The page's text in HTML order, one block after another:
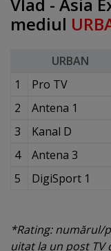
mediul
URBAN
1
Pro TV
2
Antena 1
3
Kanal D
4
Antena 3
5
DigiSport 1
*Rating: numărul/
uitat la un post